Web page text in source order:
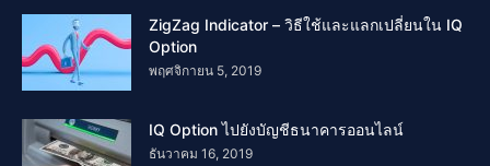
ZigZag Indicator – วิธีใช้และแลกเปลี่ยนใน IQ
Option
พฤศจิกายน 5, 2019
IQ Option ไปยังบัญชีธนาคารออนไลน์
ธันวาคม 16, 2019